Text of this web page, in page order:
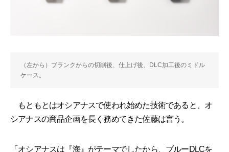
（左から）ブランクからの切削後、仕上げ後、DLC加工後のミドル
ケース。
もともとはオシアナスで使われ始めた技術であると、オ
シアナスの商品企画を長く務めてきた佐藤は言う。
「オシアナスは『海』がテーマでしたから、ブルーDLCを